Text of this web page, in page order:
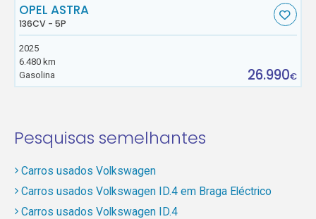
OPEL ASTRA
136CV - 5P
2025
6.480 km
Gasolina
26.990€
Pesquisas semelhantes
Carros usados Volkswagen
Carros usados Volkswagen ID.4 em Braga Eléctrico
Carros usados Volkswagen ID.4